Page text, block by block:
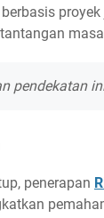
pendekatan
penerapan